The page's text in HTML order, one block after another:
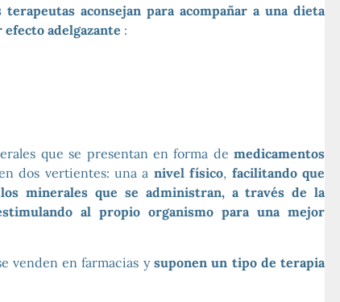
aconsejan para acompañar a una dieta
adelgazante :
que se presentan en forma demedicamentos
dos vertientes: una a nivel físico, facilitando que
minerales que se administran, a través de la
al propio organismo para una mejor
venden en farmacias ysuponen un tipo de terapia